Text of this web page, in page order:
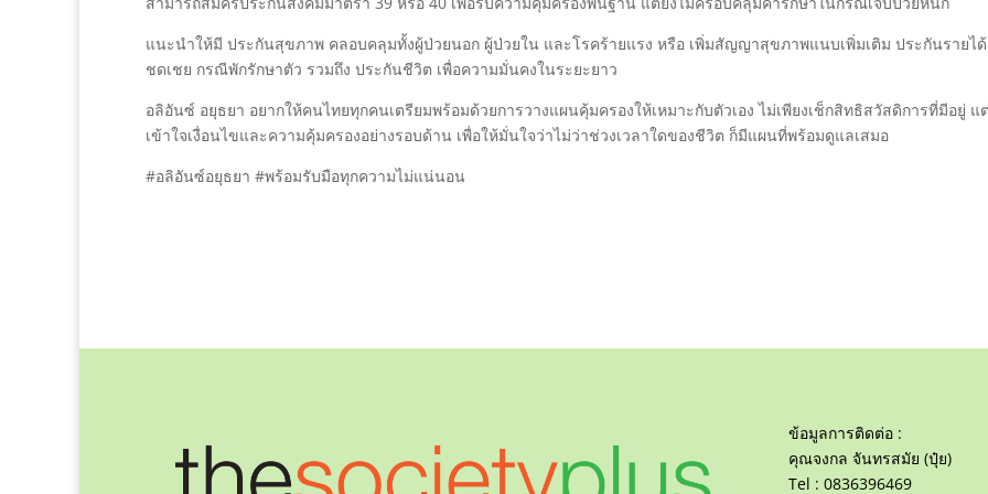
แนะนำให้มี ประกันสุขภาพ คลอบคลุมทั้งผู้ป่วยนอก ผู้ป่วยใน และโรคร้ายแรง หรือ เพิ่มสัญญาสุขภาพแนบเพิ่มเติม ประกันรายได้
ชดเชย กรณีพักรักษาตัว รวมถึง ประกันชีวิต เพื่อความมั่นคงในระยะยาว
อลิอันซ์ อยุธยา อยากให้คนไทยทุกคนเตรียมพร้อมด้วยการวางแผนคุ้มครองให้เหมาะกับตัวเอง ไม่เพียงเช็กสิทธิสวัสดิการที่มีอยู่ แ
เข้าใจเงื่อนไขและความคุ้มครองอย่างรอบด้าน เพื่อให้มั่นใจว่าไม่ว่าช่วงเวลาใดของชีวิต ก็มีแผนที่พร้อมดูแลเสมอ
#อลิอันซ์อยุธยา #พร้อมรับมือทุกความไม่แน่นอน
ข้อมูลการติดต่อ :
คุณจงกล จันทรสมัย (ปุ๋ย)
Tel : 0836396469